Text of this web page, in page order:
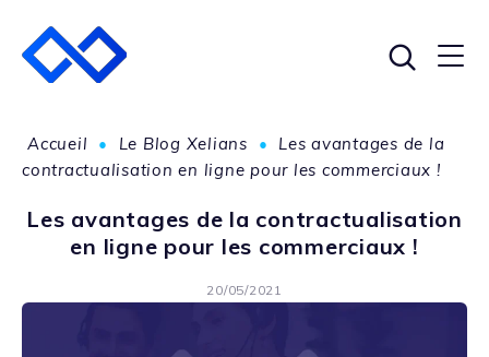
Accueil • Le Blog Xelians •
Les avantages de la
contractualisation en ligne pour les commerciaux !
Les avantages de la contractualisation
en ligne pour les commerciaux !
20/05/2021